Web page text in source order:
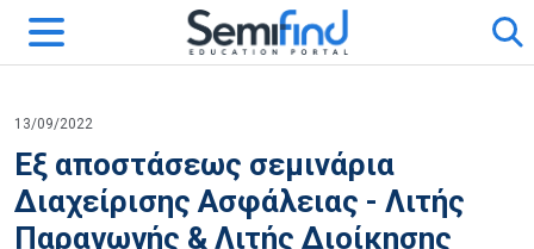
13/09/2022
Εξ αποστάσεως σεμινάρια
Διαχείρισης Ασφάλειας - Λιτής
Παραγωγής & Λιτής Διοίκησης